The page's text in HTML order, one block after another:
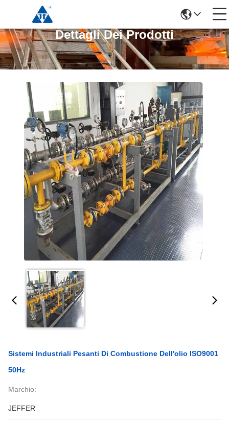
Dettagli Dei Prodotti
Sistemi Industriali Pesanti Di Combustione Dell'olio ISO9001
50Hz
Marchio:
JEFFER